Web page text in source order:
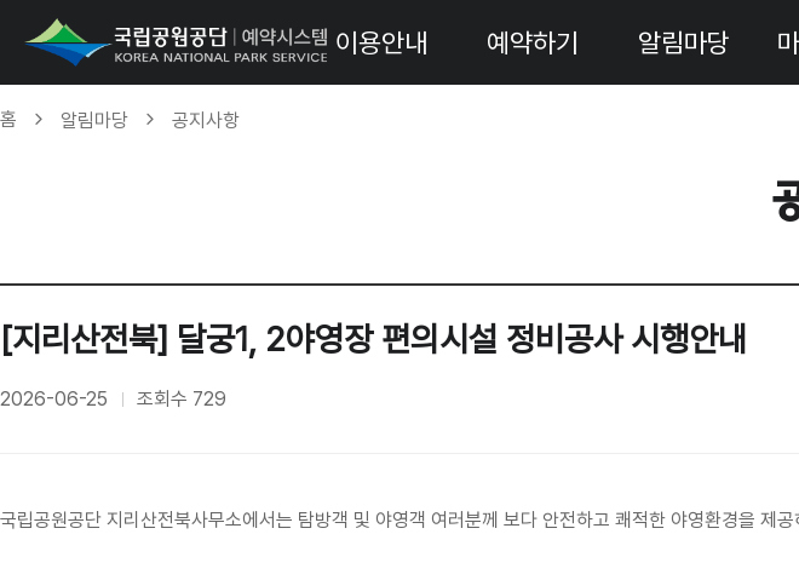
이용안내 예약하기 알림마당
홈 알림마당 공지사항
[지리산전북] 달궁1, 2야영장 편의시설 정비공사 시행안내
2026-06-25 조회수 729
국립공원공단 지리산전북사무소에서는 탐방객 및 야영객 여러분께 보다 안전하고 쾌적한 야영환경을 제